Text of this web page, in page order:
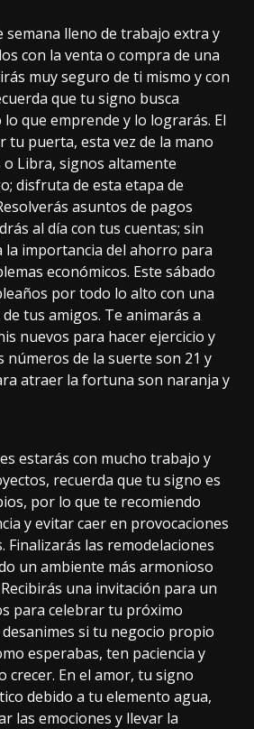
semana lleno de trabajo extra y
con la venta o compra de una
muy seguro de ti mismo y con
que tu signo busca
que emprende y lo lograrás. El
tu puerta, esta vez de la mano
o Libra, signos altamente
disfruta de esta etapa de
asuntos de pagos
al día con tus cuentas; sin
la importancia del ahorro para
económicos. Este sábado
por todo lo alto con una
tus amigos. Te animarás a
nuevos para hacer ejercicio y
números de la suerte son 21 y
atraer la fortuna son naranja y
estarás con mucho trabajo y
recuerda que tu signo es
por lo que te recomiendo
y evitar caer en provocaciones
Finalizarás las remodelaciones
un ambiente más armonioso
una invitación para un
para celebrar tu próximo
si tu negocio propio
esperabas, ten paciencia y
crecer. En el amor, tu signo
debido a tu elemento agua,
las emociones y llevar la